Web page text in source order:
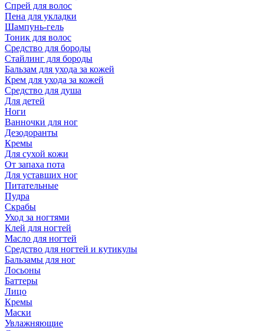
Спрей для волос
Пена для укладки
Шампунь-гель
Тоник для волос
Средство для бороды
Стайлинг для бороды
Бальзам для ухода за кожей
Крем для ухода за кожей
Средство для душа
Для детей
Ноги
Ванночки для ног
Дезодоранты
Кремы
Для сухой кожи
От запаха пота
Для уставших ног
Питательные
Пудра
Скрабы
Уход за ногтями
Клей для ногтей
Масло для ногтей
Средство для ногтей и кутикулы
Бальзамы для ног
Лосьоны
Баттеры
Лицо
Кремы
Маски
Увлажняющие